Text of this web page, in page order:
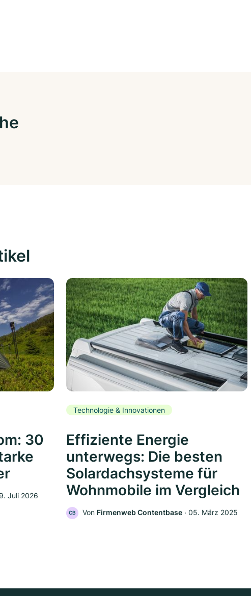
30
Juli 2026
Technologie & Innovationen
Effiziente Energie
unterwegs: Die besten
Solardachsysteme für
Wohnmobile im Vergleich
CB Von Firmenweb Contentbase ‧ 05. März 2025